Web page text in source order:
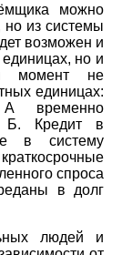
можно
но из системы
возможен и
но и
момент не
единицах:
А временно
Б. Кредит в
в систему
спроса
в долг
людей и